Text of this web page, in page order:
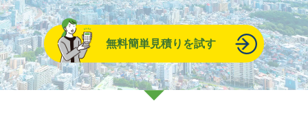
無料簡単見積りを試す